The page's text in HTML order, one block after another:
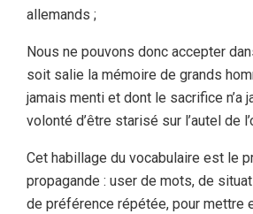
allemands ;
Nous ne pouvons donc accepter
soit salie la mémoire de grands
jamais menti et dont le sacrifice n’a
volonté d’être starisé sur l’autel de
Cet habillage du vocabulaire est le
propagande : user de mots, de
de préférence répétée, pour mettre